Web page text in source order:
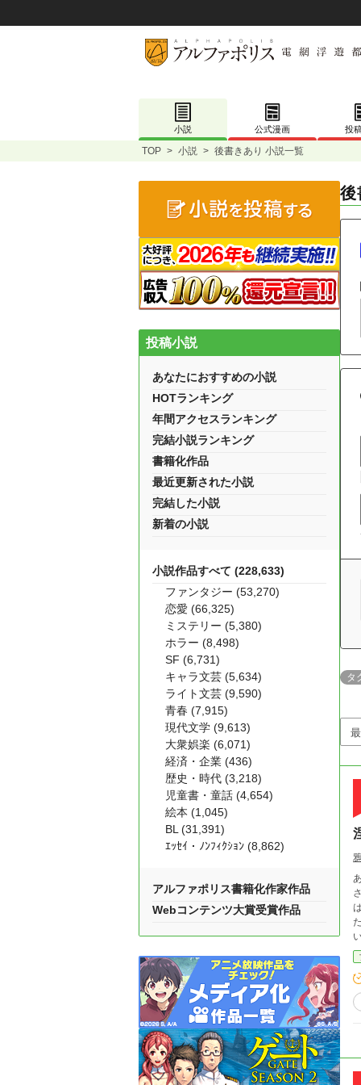
小説 公式漫画 投
TOP > 小説 > 後書きあり 小説一覧
後
タ
ある
さ
はさ
た
い、勢
う》
前
投稿小説
あなたにおすすめの小説
HOTランキング
年間アクセスランキング
完結小説ランキング
書籍化作品
最近更新された小説
完結した小説
新着の小説
小説作品すべて (228,633)
ファンタジー (53,270)
恋愛 (66,325)
ミステリー (5,380)
ホラー (8,498)
SF (6,731)
キャラ文芸 (5,634)
ライト文芸 (9,590)
青春 (7,915)
現代文学 (9,613)
大衆娯楽 (6,071)
経済・企業 (436)
歴史・時代 (3,218)
児童書・童話 (4,654)
絵本 (1,045)
BL (31,391)
ｴｯｾｲ・ﾉﾝﾌｨｸｼｮﾝ (8,862)
アルファポリス書籍化作家作品
Webコンテンツ大賞受賞作品